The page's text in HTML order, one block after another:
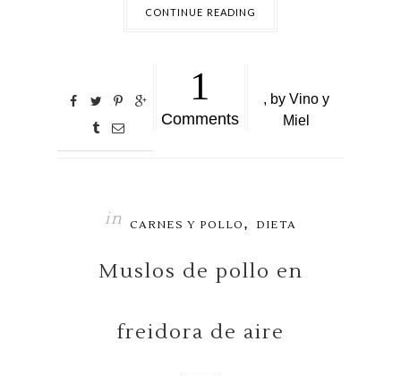
CONTINUE READING
1
Comments
, by Vino y
Miel
in CARNES Y POLLO , DIETA
Muslos de pollo en
freidora de aire